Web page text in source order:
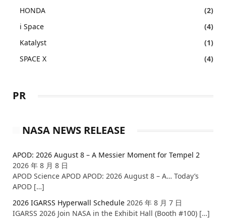
HONDA
(2)
i Space
(4)
Katalyst
(1)
SPACE X
(4)
PR
NASA NEWS RELEASE
APOD: 2026 August 8 – A Messier Moment for Tempel 2
2026 年 8 月 8 日
APOD Science APOD APOD: 2026 August 8 – A… Today’s
APOD […]
2026 IGARSS Hyperwall Schedule 2026 年 8 月 7 日
IGARSS 2026 Join NASA in the Exhibit Hall (Booth #100) […]